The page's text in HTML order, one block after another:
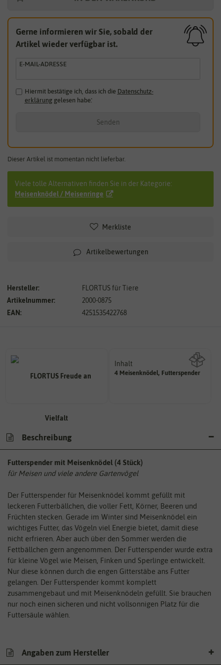
Gerne informieren wir Sie, sobald der
Artikel wieder verfügbar ist.
E-MAIL-ADRESSE
Hiermit bestätige ich, dass ich die Daten­schutz­
erklärunggelesen habe.*
Senden
Dieser Artikel ist momentan nicht lieferbar.
Viele tolle Alternativen finden Sie in der Kategorie:
Meisenknödel / Meisenringe
Merkliste
Artikelbewertungen
Hersteller:
FLORTUS für Tiere
Artikelnummer:
2000-0875
EAN:
4251535422768
Inhalt
4 Meisenknödel, Futterspender
Wie viel ist enthalten
Beschreibung
Futterspender mit Meisenknödel (4 Stück)
für Meisen und viele andere Gartenvögel
Der Futterspender für Meisenknödel kommt gefüllt mit
leckeren Futterbällchen, die voller Fett, Körner, Beeren und
Früchten stecken. Gerade im Winter sind Meisenknödel ein
wichtiges Futter, das Vögeln viel Energie bietet, damit diese
nicht erfrieren. Aber auch über den Sommer werden die
Fettbällchen gern angenommen. Der Futterspender wurde extra
für kleine Vögel wie Meisen, Finken und Sperlinge entwickelt.
Nur diese können durch die engen Gitterstäbe ans Futter
gelangen. Der Futterspender kommt komplett
zusammengebaut und mit Meisenknödeln gefüllt. Sie brauchen
nur noch einen sicheren und nicht vollsonnigen Platz für die
Futtersäule wählen.
Angaben zum Hersteller